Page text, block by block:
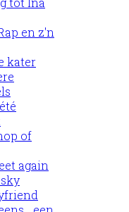
en z'n
kater
of
again